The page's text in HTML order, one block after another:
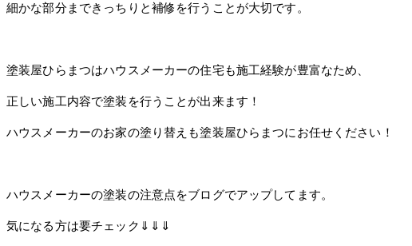
細かな部分まできっちりと補修を行うことが大切です。
塗装屋ひらまつはハウスメーカーの住宅も施工経験が豊富なため、
正しい施工内容で塗装を行うことが出来ます！
ハウスメーカーのお家の塗り替えも塗装屋ひらまつにお任せください！
ハウスメーカーの塗装の注意点をブログでアップしてます。
気になる方は要チェック⇓⇓⇓